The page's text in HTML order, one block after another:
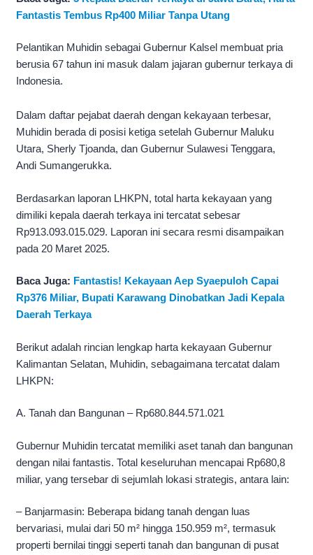
Fantastis Tembus Rp400 Miliar Tanpa Utang
Pelantikan Muhidin sebagai Gubernur Kalsel membuat pria
berusia 67 tahun ini masuk dalam jajaran gubernur terkaya di
Indonesia.
Dalam daftar pejabat daerah dengan kekayaan terbesar,
Muhidin berada di posisi ketiga setelah Gubernur Maluku
Utara, Sherly Tjoanda, dan Gubernur Sulawesi Tenggara,
Andi Sumangerukka.
Berdasarkan laporan LHKPN, total harta kekayaan yang
dimiliki kepala daerah terkaya ini tercatat sebesar
Rp913.093.015.029. Laporan ini secara resmi disampaikan
pada 20 Maret 2025.
Baca Juga: Fantastis! Kekayaan Aep Syaepuloh Capai
Rp376 Miliar, Bupati Karawang Dinobatkan Jadi Kepala
Daerah Terkaya
Berikut adalah rincian lengkap harta kekayaan Gubernur
Kalimantan Selatan, Muhidin, sebagaimana tercatat dalam
LHKPN:
A. Tanah dan Bangunan – Rp680.844.571.021
Gubernur Muhidin tercatat memiliki aset tanah dan bangunan
dengan nilai fantastis. Total keseluruhan mencapai Rp680,8
miliar, yang tersebar di sejumlah lokasi strategis, antara lain:
– Banjarmasin: Beberapa bidang tanah dengan luas
bervariasi, mulai dari 50 m² hingga 150.959 m², termasuk
properti bernilai tinggi seperti tanah dan bangunan di pusat